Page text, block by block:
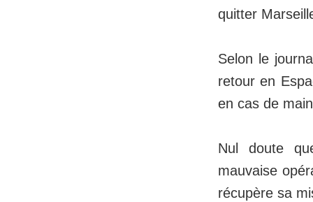
quitter
Selon le
retour en
en cas de
Nul doute
mauvaise
récupère sa